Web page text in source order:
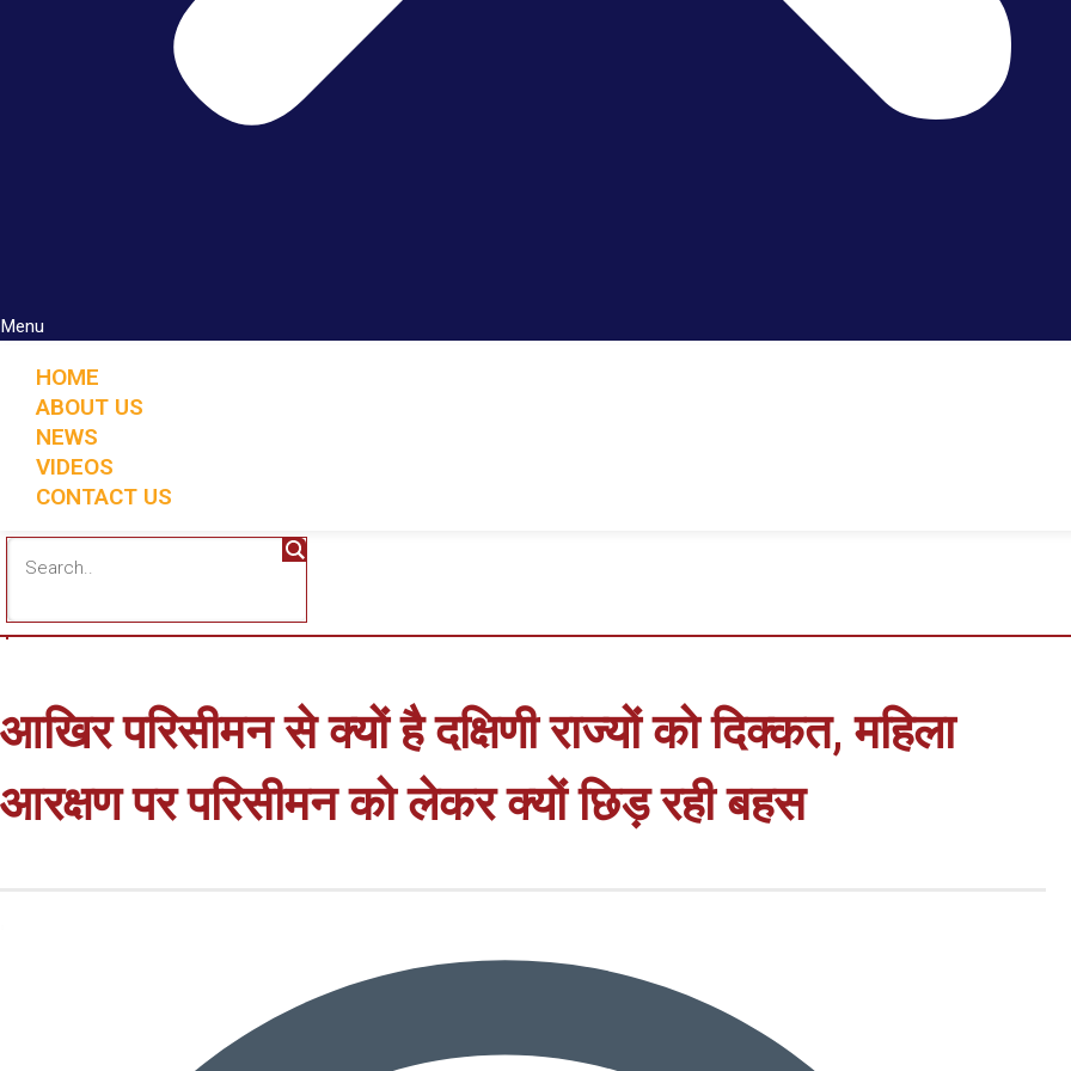
Menu
HOME
ABOUT US
NEWS
VIDEOS
CONTACT US
आखिर परिसीमन से क्यों है दक्षिणी राज्यों को दिक्कत, महिला
आरक्षण पर परिसीमन को लेकर क्यों छिड़ रही बहस